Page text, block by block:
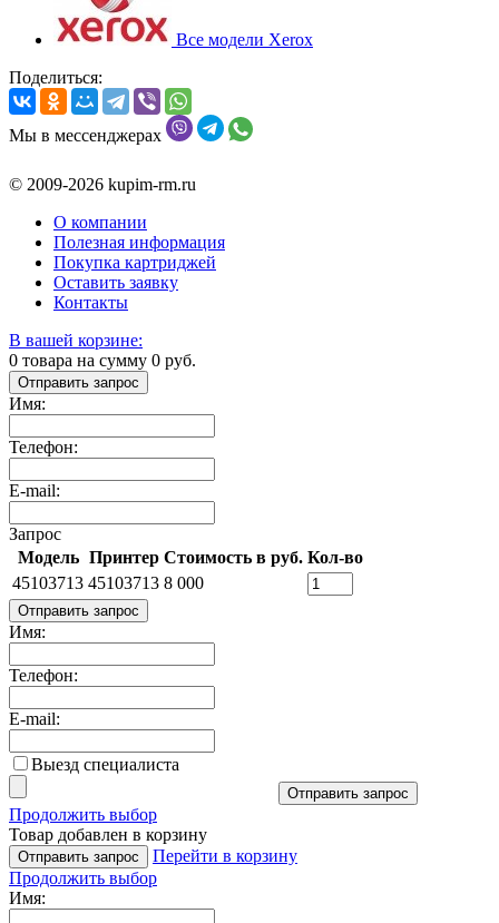
Все модели Xerox
Поделиться:
Мы в мессенджерах
© 2009-2026 kupim-rm.ru
О компании
Полезная информация
Покупка картриджей
Оставить заявку
Контакты
В вашей корзине:
0 товара на сумму 0 руб.
Отправить запрос
Имя:
Телефон:
E-mail:
Запрос
Модель Принтер Стоимость в руб. Кол-во
45103713 45103713 8 000
Отправить запрос
Имя:
Телефон:
E-mail:
Выезд специалиста
Отправить запрос
Продолжить выбор
Товар добавлен в корзину
Отправить запрос
Перейти в корзину
Продолжить выбор
Имя: